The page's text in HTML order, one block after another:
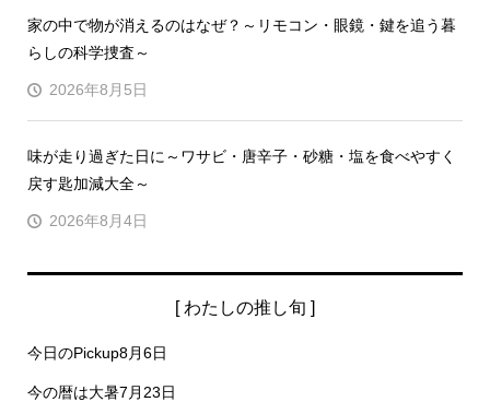
家の中で物が消えるのはなぜ？～リモコン・眼鏡・鍵を追う暮
らしの科学捜査～
2026年8月5日
味が走り過ぎた日に～ワサビ・唐辛子・砂糖・塩を食べやすく
戻す匙加減大全～
2026年8月4日
[ わたしの推し旬 ]
今日のPickup8月6日
今の暦は大暑7月23日